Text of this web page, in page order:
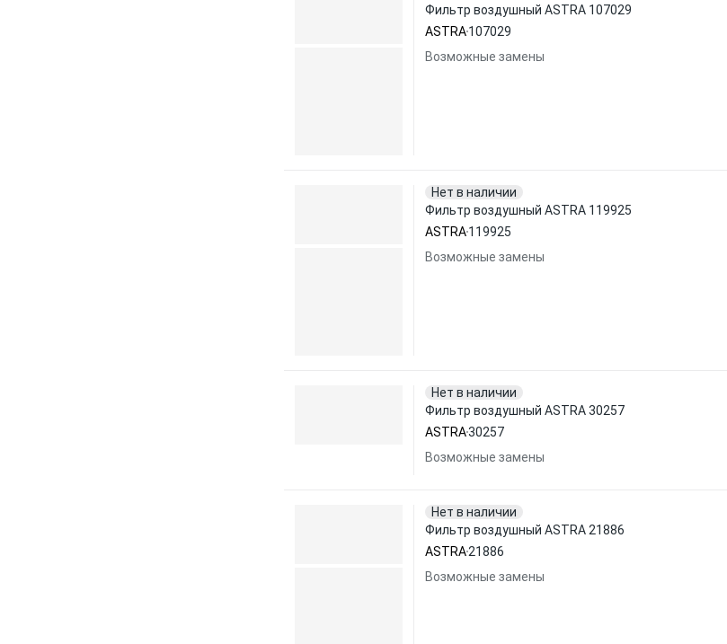
Фильтр воздушный ASTRA 107029
ASTRA107029
Возможные замены
Нет в наличии
Фильтр воздушный ASTRA 119925
ASTRA119925
Возможные замены
Нет в наличии
Фильтр воздушный ASTRA 30257
ASTRA30257
Возможные замены
Нет в наличии
Фильтр воздушный ASTRA 21886
ASTRA21886
Возможные замены